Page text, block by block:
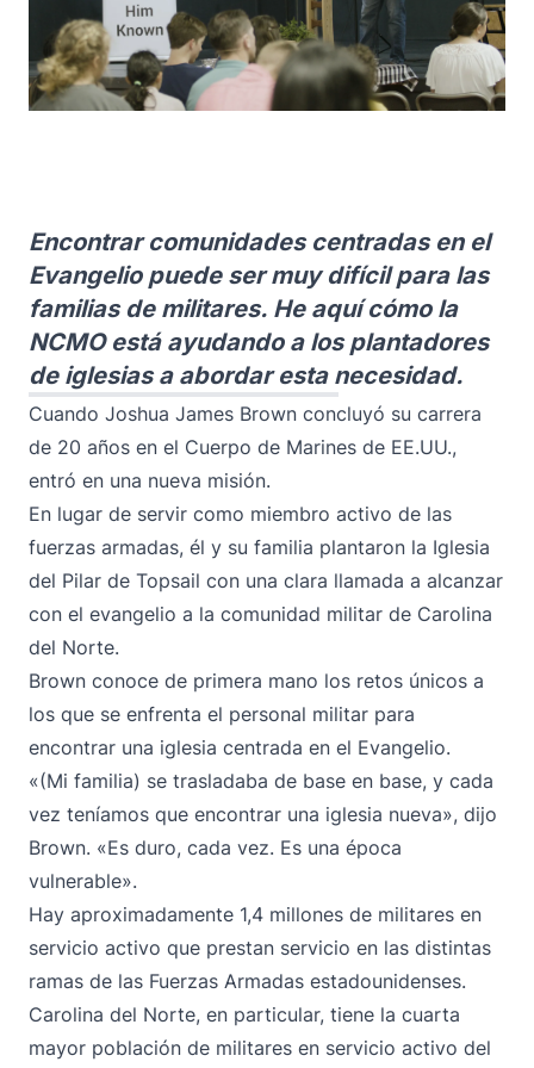
Encontrar comunidades centradas en el
Evangelio puede ser muy difícil para las
familias de militares. He aquí cómo la
NCMO está ayudando a los plantadores
de iglesias a abordar esta necesidad.
Cuando Joshua James Brown concluyó su carrera
de 20 años en el Cuerpo de Marines de EE.UU.,
entró en una nueva misión.
En lugar de servir como miembro activo de las
fuerzas armadas, él y su familia plantaron la Iglesia
del Pilar de Topsail con una clara llamada a alcanzar
con el evangelio a la comunidad militar de Carolina
del Norte.
Brown conoce de primera mano los retos únicos a
los que se enfrenta el personal militar para
encontrar una iglesia centrada en el Evangelio.
«(Mi familia) se trasladaba de base en base, y cada
vez teníamos que encontrar una iglesia nueva», dijo
Brown. «Es duro, cada vez. Es una época
vulnerable».
Hay aproximadamente 1,4 millones de militares en
servicio activo que prestan servicio en las distintas
ramas de las Fuerzas Armadas estadounidenses.
Carolina del Norte, en particular, tiene la cuarta
mayor población de militares en servicio activo del